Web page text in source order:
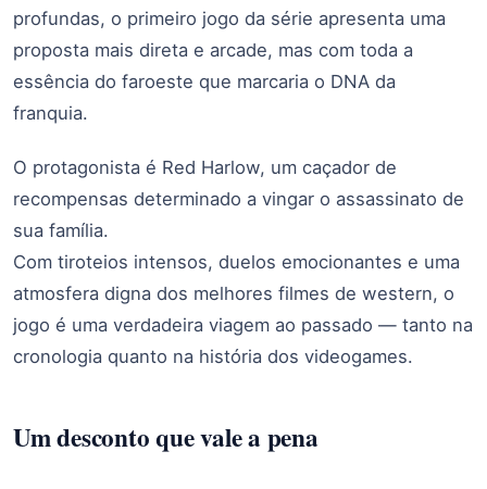
profundas, o primeiro jogo da série apresenta uma
proposta mais direta e arcade, mas com toda a
essência do faroeste que marcaria o DNA da
franquia.
O protagonista é Red Harlow, um caçador de
recompensas determinado a vingar o assassinato de
sua família.
Com tiroteios intensos, duelos emocionantes e uma
atmosfera digna dos melhores filmes de western, o
jogo é uma verdadeira viagem ao passado — tanto na
cronologia quanto na história dos videogames.
Um desconto que vale a pena